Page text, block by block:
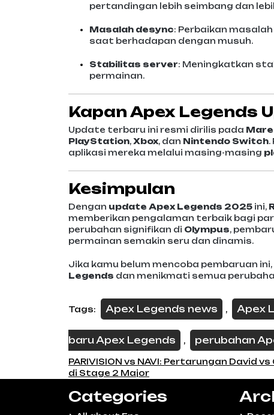
pertandingan lebih seimbang dan
Masalah desync: Perbaikan masalah
saat berhadapan dengan musuh.
Stabilitas server: Meningkatkan
permainan.
Kapan Apex Legends
Update terbaru ini resmi dirilis pada
PlayStation,Xbox, dan Nintendo Switch.
aplikasi mereka melalui masing-masing
Kesimpulan
Dengan update Apex Legends 2025 ini,
memberikan pengalaman terbaik bagi
perubahan signifikan di Olympus,
permainan semakin seru dan dinamis.
Jika kamu belum mencoba pembaruan
Legends dan menikmati semua
Tags: Apex Legends news , Apex
baru Apex Legends , perubahan
Post
navigation
PARIVISION vs NAVI: Pertarungan David
di Stage 2 Major
Categories